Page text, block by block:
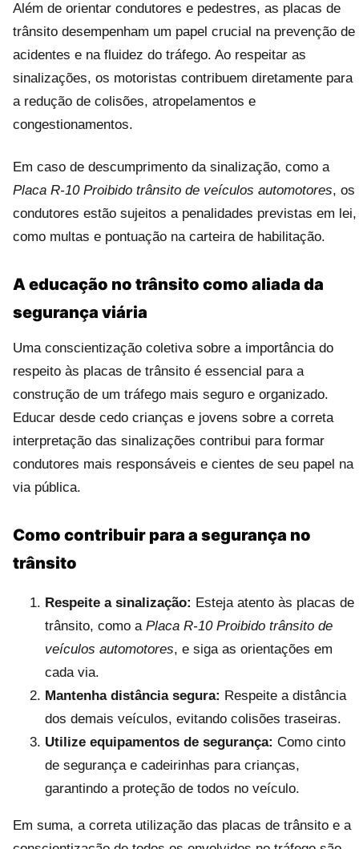
Além de orientar condutores e pedestres, as placas de
trânsito desempenham um papel crucial na prevenção de
acidentes e na fluidez do tráfego. Ao respeitar as
sinalizações, os motoristas contribuem diretamente para
a redução de colisões, atropelamentos e
congestionamentos.
Em caso de descumprimento da sinalização, como a
Placa R-10 Proibido trânsito de veículos automotores, os
condutores estão sujeitos a penalidades previstas em lei,
como multas e pontuação na carteira de habilitação.
A educação no trânsito como aliada da
segurança viária
Uma conscientização coletiva sobre a importância do
respeito às placas de trânsito é essencial para a
construção de um tráfego mais seguro e organizado.
Educar desde cedo crianças e jovens sobre a correta
interpretação das sinalizações contribui para formar
condutores mais responsáveis e cientes de seu papel na
via pública.
Como contribuir para a segurança no
trânsito
Respeite a sinalização: Esteja atento às placas de
trânsito, como a Placa R-10 Proibido trânsito de
veículos automotores, e siga as orientações em
cada via.
Mantenha distância segura: Respeite a distância
dos demais veículos, evitando colisões traseiras.
Utilize equipamentos de segurança: Como cinto
de segurança e cadeirinhas para crianças,
garantindo a proteção de todos no veículo.
Em suma, a correta utilização das placas de trânsito e a